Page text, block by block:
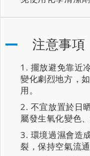
注意事項
擺放避免靠近
變化劇烈地方，
用。
不宜放置於日
屬發生氧化變色
環境過濕會造
裂，保持空氣流